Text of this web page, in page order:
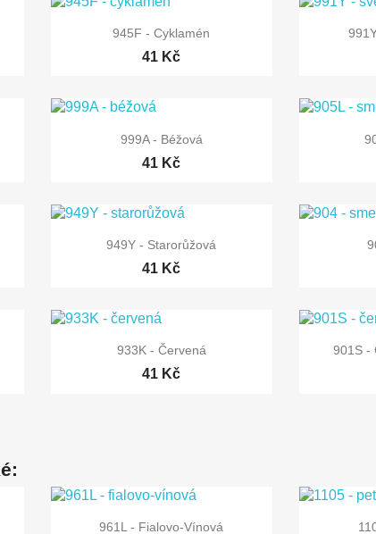
 Rychlý náhled
945F - Cyklamén
41 Kč

Rychlý náhled
999A - Béžová
41 Kč

 Rychlý náhled
949Y - Starorůžová
41 Kč

 Rychlý náhled
933K - Červená
41 Kč

901S -
 Rychlý náhled
961L - Fialovo-Vínová 